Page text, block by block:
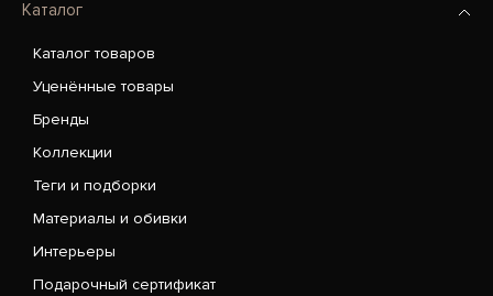
Каталог
Каталог товаров
Уценённые товары
Бренды
Коллекции
Теги и подборки
Материалы и обивки
Интерьеры
Подарочный сертификат